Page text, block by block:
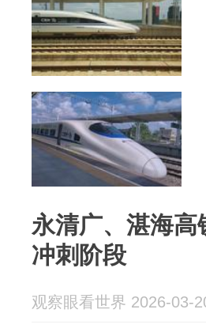
永清广、湛海
冲刺阶段
观察眼看世界 2026-03-